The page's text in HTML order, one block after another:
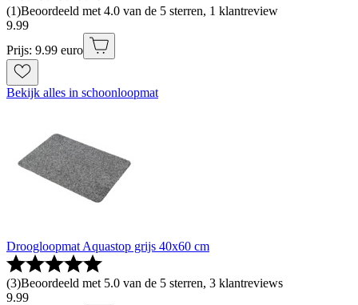
(1)Beoordeeld met 4.0 van de 5 sterren, 1 klantreview
9.99
Prijs: 9.99 euro
Bekijk alles in schoonloopmat
Droogloopmat Aquastop grijs 40x60 cm
(3)Beoordeeld met 5.0 van de 5 sterren, 3 klantreviews
9.99